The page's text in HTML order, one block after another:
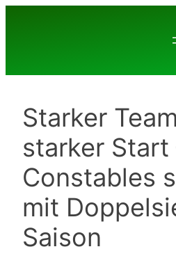
Starker
starker Start
Constables
mit
Saison